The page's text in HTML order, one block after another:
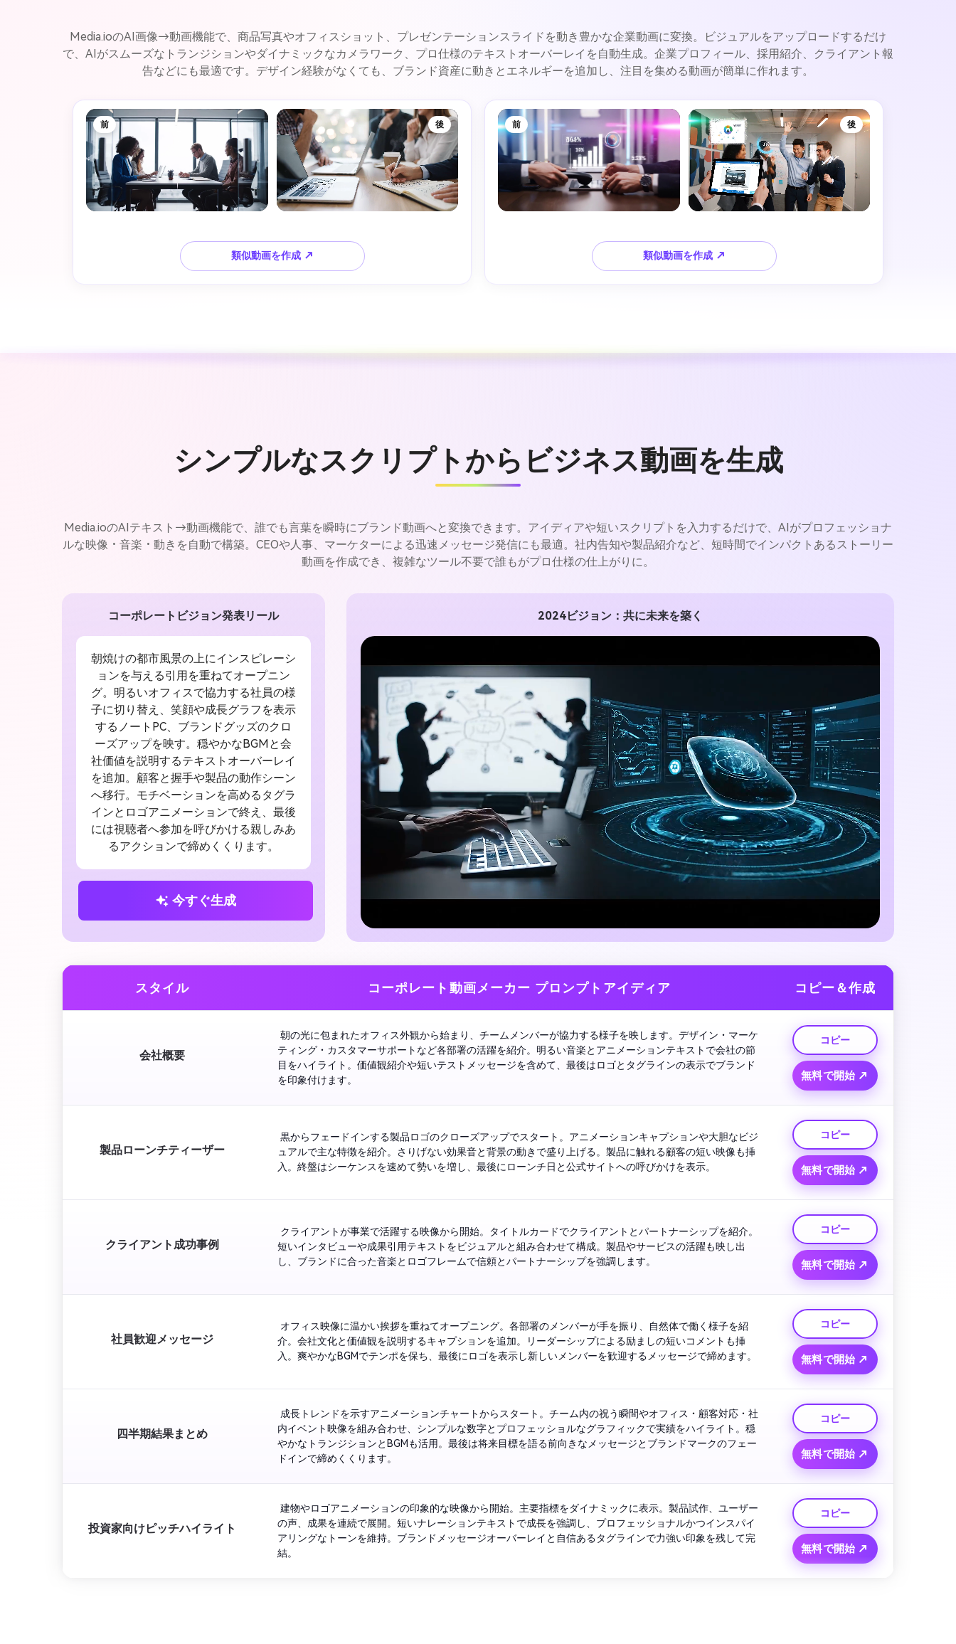
Media.ioのAI画像→動画機能で、商品写真やオフィスショット、プレゼンテーションスライドを動き豊かな企業動画に変換。ビジュアルをアップロードするだけ
で、AIがスムーズなトランジションやダイナミックなカメラワーク、プロ仕様のテキストオーバーレイを自動生成。企業プロフィール、採用紹介、クライアント報
告などにも最適です。デザイン経験がなくても、ブランド資産に動きとエネルギーを追加し、注目を集める動画が簡単に作れます。
前 後
類似動画を作成 ↗
前 後
類似動画を作成 ↗
シンプルなスクリプトからビジネス動画を生成
Media.ioのAIテキスト→動画機能で、誰でも言葉を瞬時にブランド動画へと変換できます。アイディアや短いスクリプトを入力するだけで、AIがプロフェッショナ
ルな映像・音楽・動きを自動で構築。CEOや人事、マーケターによる迅速メッセージ発信にも最適。社内告知や製品紹介など、短時間でインパクトあるストーリー
動画を作成でき、複雑なツール不要で誰もがプロ仕様の仕上がりに。
コーポレートビジョン発表リール
朝焼けの都市風景の上にインスピレーシ
ョンを与える引用を重ねてオープニン
グ。明るいオフィスで協力する社員の様
子に切り替え、笑顔や成長グラフを表示
するノートPC、ブランドグッズのクロ
ーズアップを映す。穏やかなBGMと会
社価値を説明するテキストオーバーレイ
を追加。顧客と握手や製品の動作シーン
へ移行。モチベーションを高めるタグラ
インとロゴアニメーションで終え、最後
には視聴者へ参加を呼びかける親しみあ
るアクションで締めくくります。
今すぐ生成
2024ビジョン：共に未来を築く
スタイル コーポレート動画メーカー プロンプトアイディア コピー＆作成
会社概要
朝の光に包まれたオフィス外観から始まり、チームメンバーが協力する様子を映します。デザイン・マーケ
ティング・カスタマーサポートなど各部署の活躍を紹介。明るい音楽とアニメーションテキストで会社の節
目をハイライト。価値観紹介や短いテストメッセージを含めて、最後はロゴとタグラインの表示でブランド
を印象付けます。
コピー
無料で開始 ↗
製品ローンチティーザー
黒からフェードインする製品ロゴのクローズアップでスタート。アニメーションキャプションや大胆なビジ
ュアルで主な特徴を紹介。さりげない効果音と背景の動きで盛り上げる。製品に触れる顧客の短い映像も挿
入。終盤はシーケンスを速めて勢いを増し、最後にローンチ日と公式サイトへの呼びかけを表示。
コピー
無料で開始 ↗
クライアント成功事例
クライアントが事業で活躍する映像から開始。タイトルカードでクライアントとパートナーシップを紹介。
短いインタビューや成果引用テキストをビジュアルと組み合わせて構成。製品やサービスの活躍も映し出
し、ブランドに合った音楽とロゴフレームで信頼とパートナーシップを強調します。
コピー
無料で開始 ↗
社員歓迎メッセージ
オフィス映像に温かい挨拶を重ねてオープニング。各部署のメンバーが手を振り、自然体で働く様子を紹
介。会社文化と価値観を説明するキャプションを追加。リーダーシップによる励ましの短いコメントも挿
入。爽やかなBGMでテンポを保ち、最後にロゴを表示し新しいメンバーを歓迎するメッセージで締めます。
コピー
無料で開始 ↗
四半期結果まとめ
成長トレンドを示すアニメーションチャートからスタート。チーム内の祝う瞬間やオフィス・顧客対応・社
内イベント映像を組み合わせ、シンプルな数字とプロフェッショルなグラフィックで実績をハイライト。穏
やかなトランジションとBGMも活用。最後は将来目標を語る前向きなメッセージとブランドマークのフェー
ドインで締めくくります。
コピー
無料で開始 ↗
投資家向けピッチハイライト
建物やロゴアニメーションの印象的な映像から開始。主要指標をダイナミックに表示。製品試作、ユーザー
の声、成果を連続で展開。短いナレーションテキストで成長を強調し、プロフェッショナルかつインスパイ
アリングなトーンを維持。ブランドメッセージオーバーレイと自信あるタグラインで力強い印象を残して完
結。
コピー
無料で開始 ↗